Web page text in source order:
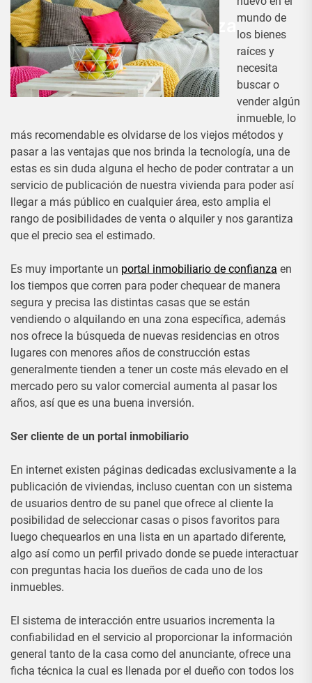
inmobiliario de confianza
Admin 9 Marzo, 2018
mundo de
los bienes
raíces y
necesita
buscar o
vender algún
inmueble, lo
más recomendable es olvidarse de los viejos métodos y
pasar a las ventajas que nos brinda la tecnología, una de
estas es sin duda alguna el hecho de poder contratar a un
servicio de publicación de nuestra vivienda para poder así
llegar a más público en cualquier área, esto amplia el
rango de posibilidades de venta o alquiler y nos garantiza
que el precio sea el estimado.
Es muy importante un portal inmobiliario de confianza en
los tiempos que corren para poder chequear de manera
segura y precisa las distintas casas que se están
vendiendo o alquilando en una zona específica, además
nos ofrece la búsqueda de nuevas residencias en otros
lugares con menores años de construcción estas
generalmente tienden a tener un coste más elevado en el
mercado pero su valor comercial aumenta al pasar los
años, así que es una buena inversión.
Ser cliente de un portal inmobiliario
En internet existen páginas dedicadas exclusivamente a la
publicación de viviendas, incluso cuentan con un sistema
de usuarios dentro de su panel que ofrece al cliente la
posibilidad de seleccionar casas o pisos favoritos para
luego chequearlos en una lista en un apartado diferente,
algo así como un perfil privado donde se puede interactuar
con preguntas hacia los dueños de cada uno de los
inmuebles.
El sistema de interacción entre usuarios incrementa la
confiabilidad en el servicio al proporcionar la información
general tanto de la casa como del anunciante, ofrece una
ficha técnica la cual es llenada por el dueño con todos los